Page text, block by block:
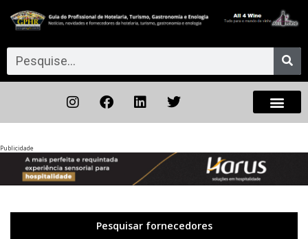
Publicidade
Pesquisar fornecedores